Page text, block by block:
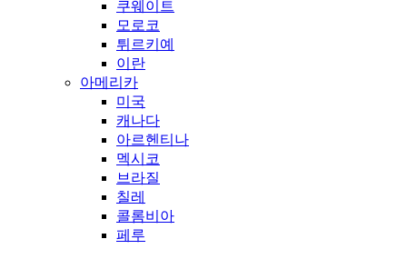
쿠웨이트
모로코
튀르키예
이란
아메리카
미국
캐나다
아르헨티나
멕시코
브라질
칠레
콜롬비아
페루